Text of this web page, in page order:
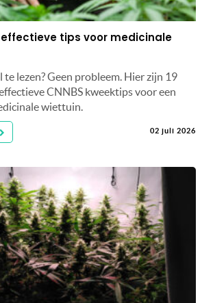
tips voor medicinale
te lezen? Geen probleem. Hier zijn 19
CNNBS kweektips voor een
wiettuin.
02 juli 2026